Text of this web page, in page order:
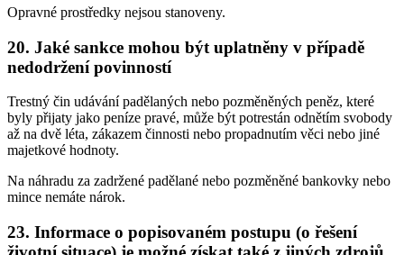
Opravné prostředky nejsou stanoveny.
20. Jaké sankce mohou být uplatněny v případě
nedodržení povinností
Trestný čin udávání padělaných nebo pozměněných peněz, které
byly přijaty jako peníze pravé, může být potrestán odnětím svobody
až na dvě léta, zákazem činnosti nebo propadnutím věci nebo jiné
majetkové hodnoty.
Na náhradu za zadržené padělané nebo pozměněné bankovky nebo
mince nemáte nárok.
23. Informace o popisovaném postupu (o řešení